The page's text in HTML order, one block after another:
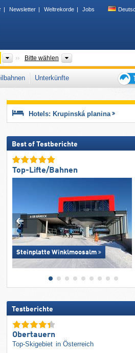
Newsletter Weltrekorde Jobs
Gebirgszüge
Bitte wählen
Unterkünfte
für
Hotels: Krupinská planina
Best of Testberichte
Top-Lifte/Bahnen
Steinplatte Winklmoosalm
Testberichte
Obertauern
Top-Skigebiet in Österreich